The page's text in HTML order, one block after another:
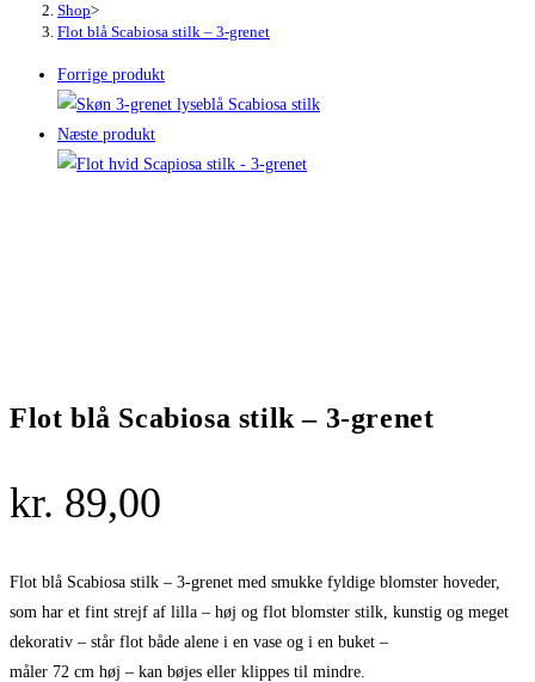
Shop>
Flot blå Scabiosa stilk – 3-grenet
Forrige produkt
Næste produkt
Flot blå Scabiosa stilk – 3-grenet
kr. 89,00
Flot blå Scabiosa stilk – 3-grenet med smukke fyldige blomster hoveder,
som har et fint strejf af lilla – høj og flot blomster stilk, kunstig og meget
dekorativ – står flot både alene i en vase og i en buket –
måler 72 cm høj – kan bøjes eller klippes til mindre.